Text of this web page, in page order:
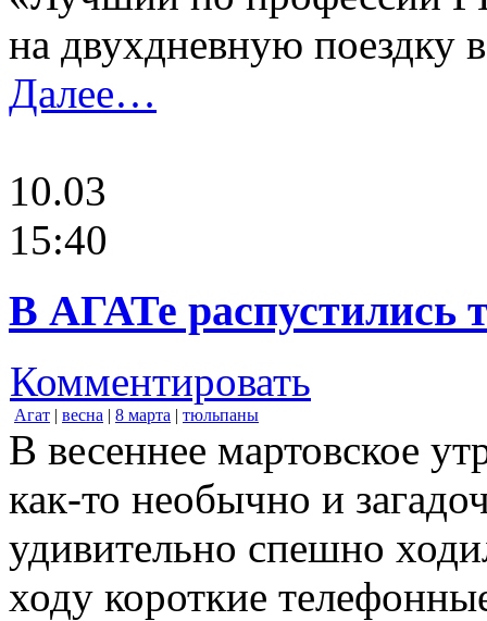
на двухдневную поездку
Далее…
10.03
15:40
В АГАТе распустились
Комментировать
Агат | весна | 8 марта | тюльпаны
В весеннее мартовское
как-то необычно и
удивительно спешно
ходу короткие